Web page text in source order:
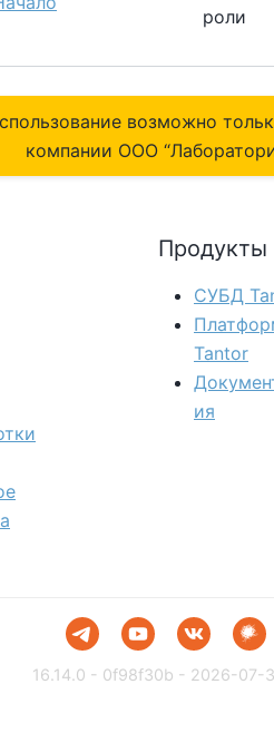
роли
возможно
компании ОOO
Продукты
СУБД
Tantor
ия
16.14.0 - 0f98f30b - 2026-07-